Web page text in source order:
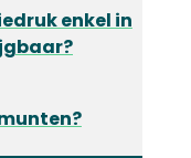
enkel in